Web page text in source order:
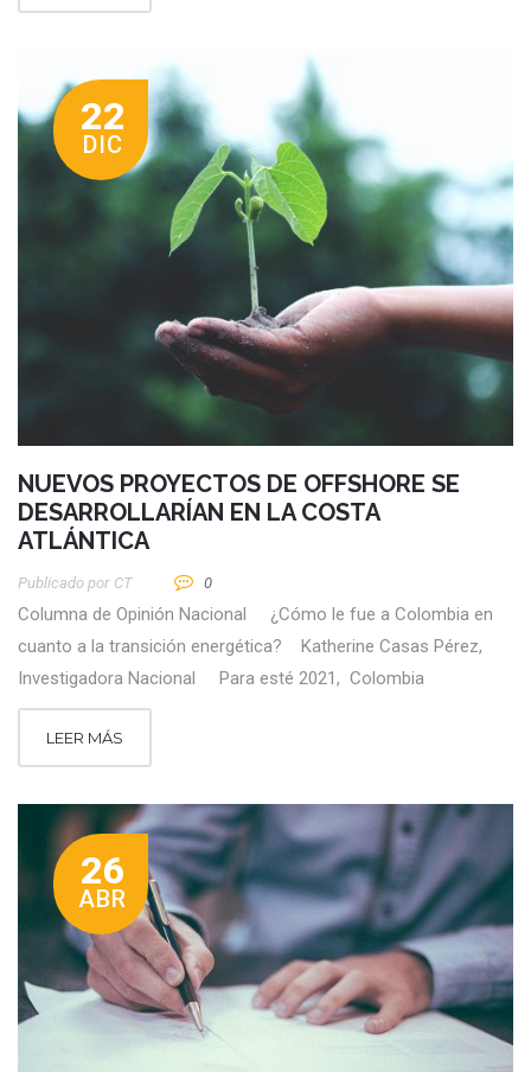
22
DIC
NUEVOS PROYECTOS DE OFFSHORE SE
DESARROLLARÍAN EN LA COSTA
ATLÁNTICA
Publicado por CT 0
Columna de Opinión Nacional ¿Cómo le fue a Colombia en
cuanto a la transición energética? Katherine Casas Pérez,
Investigadora Nacional Para esté 2021, Colombia
LEER MÁS
26
ABR